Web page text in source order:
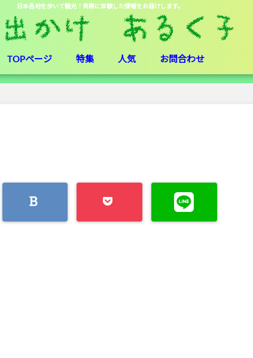
日本各地を歩いて観光！実際に体験した情報をお届けします。
TOPページ 特集 人気 お問合わせ